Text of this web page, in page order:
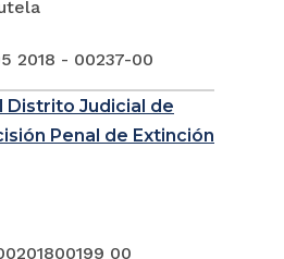
2018 - 00237-00
Distrito Judicial de
Penal de Extinción
00